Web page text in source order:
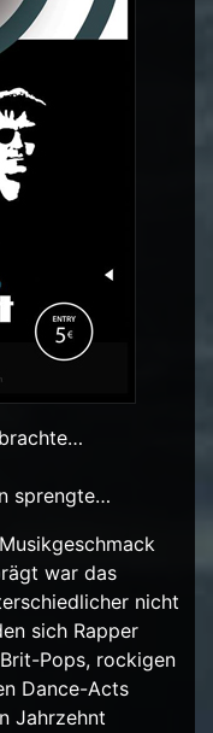
sprengte…
war das
nicht
sich Rapper
Pops, rockigen
Dance-Acts
Jahrzehnt